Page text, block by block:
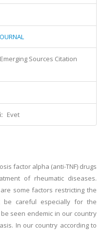
Emerging Sources Citation
Evet
factor alpha (anti-TNF) drugs
of rheumatic diseases.
some factors restricting the
be careful especially for the
seen endemic in our country
In our country according to